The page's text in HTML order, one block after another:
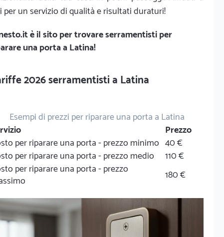
per un servizio di qualità e risultati duraturi!
è il sito per trovare serramentisti per
una porta a Latina!
2026 serramentisti a Latina
Esempi di prezzi per riparare una porta a Latina
Prezzo
per riparare una porta - prezzo minimo 40 €
per riparare una porta - prezzo medio
110 €
per riparare una porta - prezzo
180 €